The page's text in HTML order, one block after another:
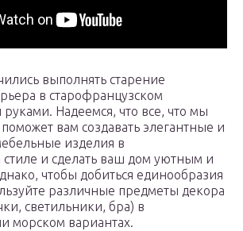
выполнять старение
в старофранцузском
Надеемся, что все, что мы
вам создавать элегантные и
изделия в
стиле и сделать ваш дом уютным и
чтобы добиться единообразия
различные предметы декора
светильники, бра) в
морском вариантах.